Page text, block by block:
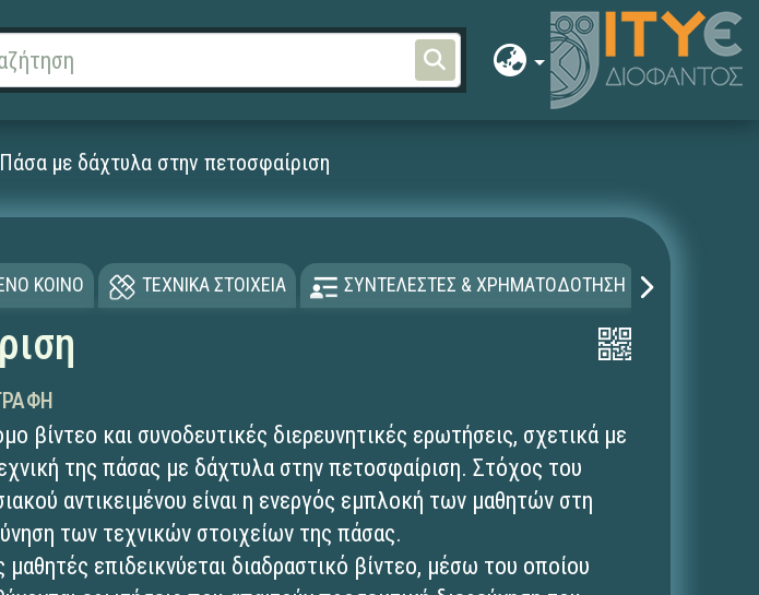
Πάσα με δάχτυλα στην πετοσφαίριση
ΚΟΙΝΟ ΤΕΧΝΙΚΑ ΣΤΟΙΧΕΙΑ ΣΥΝΤΕΛΕΣΤΕΣ & ΧΡΗΜΑΤΟΔΟΤΗΣΗ
βίντεο και συνοδευτικές διερευνητικές ερωτήσεις, σχετικά με
της πάσας με δάχτυλα στην πετοσφαίριση. Στόχος του
αντικειμένου είναι η ενεργός εμπλοκή των μαθητών στη
των τεχνικών στοιχείων της πάσας.
μαθητές επιδεικνύεται διαδραστικό βίντεο, μέσω του οποίου